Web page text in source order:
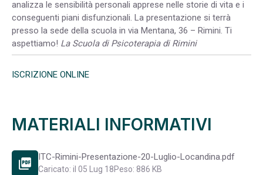
analizza le sensibilità personali apprese nelle storie di vita e i
conseguenti piani disfunzionali. La presentazione si terrà
presso la sede della scuola in via Mentana, 36 – Rimini. Ti
aspettiamo! La Scuola di Psicoterapia di Rimini
ISCRIZIONE ONLINE
MATERIALI INFORMATIVI
picture_as_pdf ITC-Rimini-Presentazione-20-Luglio-Locandina.pdf
Caricato: il 05 Lug 18Peso: 886 KB